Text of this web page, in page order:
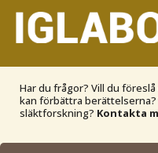
Har du frågor? Vill du
kan förbättra berättelserna?
släktforskning? Kontakta